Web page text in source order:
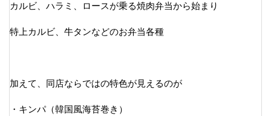
カルビ、ハラミ、ロースが乗る焼肉弁当から始まり
特上カルビ、牛タンなどのお弁当各種
加えて、同店ならではの特色が見えるのが
・キンパ（韓国風海苔巻き）